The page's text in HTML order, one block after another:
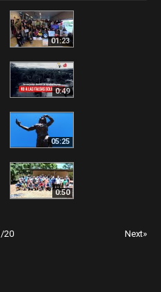
01:23
0:49
05:25
0:50
/20 Next»